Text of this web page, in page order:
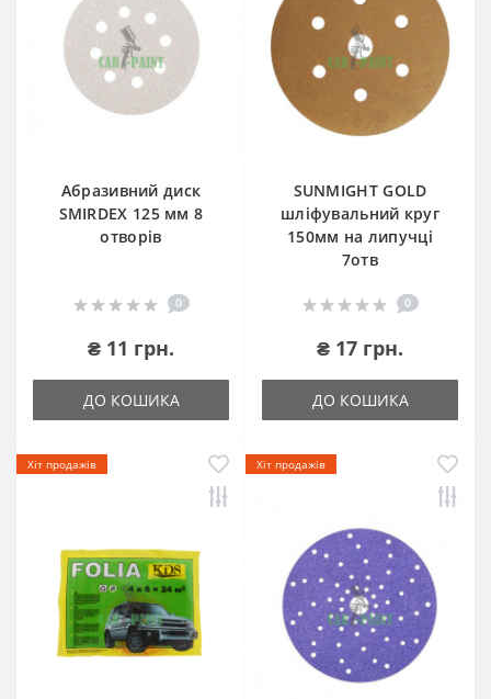
Абразивний диск
SMIRDEX 125 мм 8
отворів
0
₴ 11 грн.
ДО КОШИКА
SUNMIGHT GOLD
шліфувальний круг
150мм на липучці
7отв
0
₴ 17 грн.
ДО КОШИКА
Хіт продажів Хіт продажів